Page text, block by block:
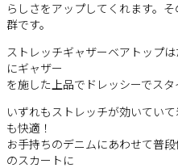
らしさをアップしてくれます。
群です。
ストレッチギャザーベアトップ
にギャザー
を施した上品でドレッシーでスタ
いずれもストレッチが効いてい
も快適！
お手持ちのデニムにあわせて普
のスカートに